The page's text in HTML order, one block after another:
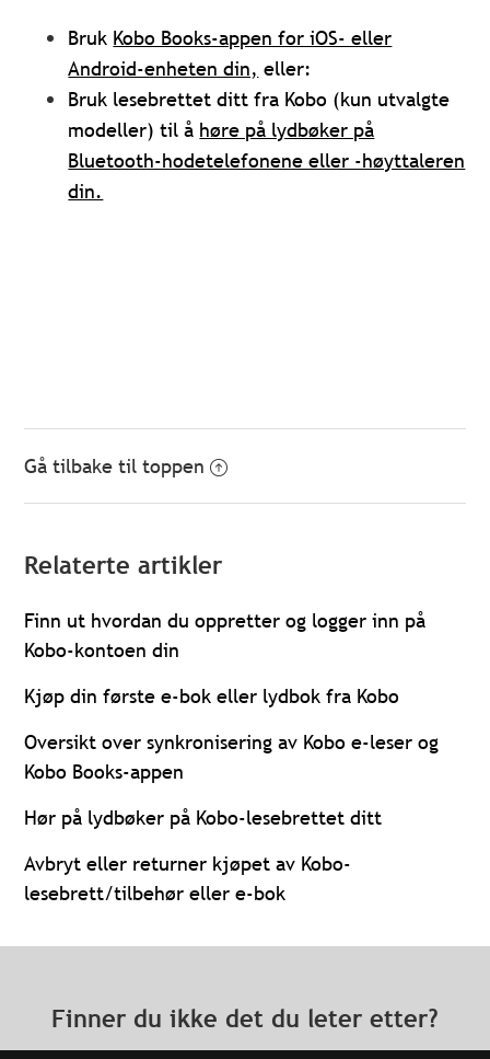
Bruk Kobo Books-appen for iOS- eller
Android-enheten din, eller:
Bruk lesebrettet ditt fra Kobo (kun utvalgte
modeller) til å høre på lydbøker på
Bluetooth-hodetelefonene eller -høyttaleren
din.
Gå tilbake til toppen
Relaterte artikler
Finn ut hvordan du oppretter og logger inn på
Kobo-kontoen din
Kjøp din første e-bok eller lydbok fra Kobo
Oversikt over synkronisering av Kobo e-leser og
Kobo Books-appen
Hør på lydbøker på Kobo-lesebrettet ditt
Avbryt eller returner kjøpet av Kobo-
lesebrett/tilbehør eller e-bok
Finner du ikke det du leter etter?